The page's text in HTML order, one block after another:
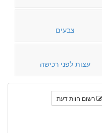
צבעים
עצות לפני רכישה
רשום חוות דעת